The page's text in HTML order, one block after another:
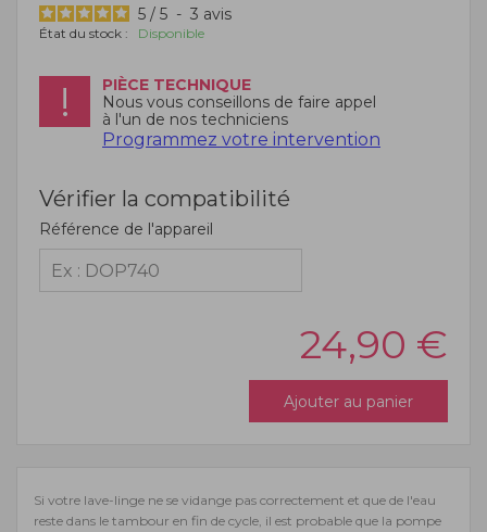
5 / 5 - 3 avis
État du stock : Disponible
PIÈCE TECHNIQUE
Nous vous conseillons de faire appel
à l'un de nos techniciens
Programmez votre intervention
Vérifier la compatibilité
Référence de l'appareil
24,90 €
Ajouter au panier
Si votre lave-linge ne se vidange pas correctement et que de l'eau
reste dans le tambour en fin de cycle, il est probable que la pompe